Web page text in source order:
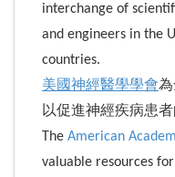
interchange of
and engineers in the
countries.
美國神經醫學學會
以促進神經疾病患者
The American
valuable resources